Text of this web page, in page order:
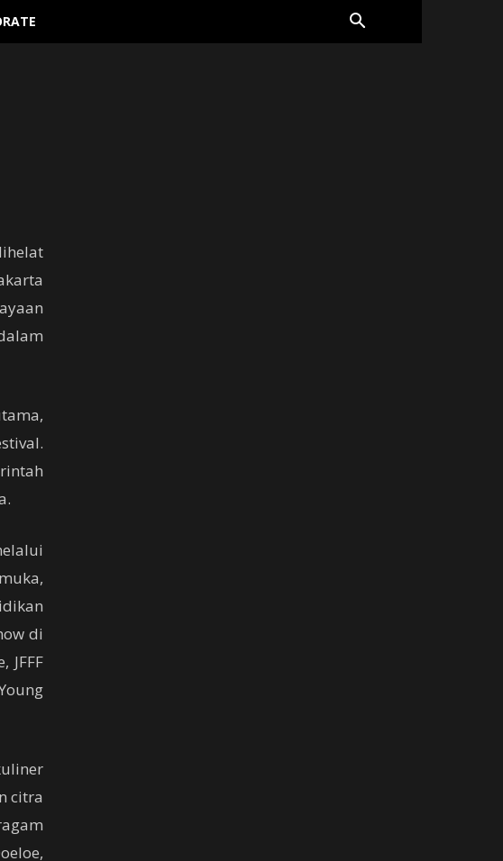
di
JFFF
citra